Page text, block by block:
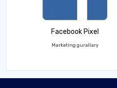
Facebook Pixel
Marketing gurallary